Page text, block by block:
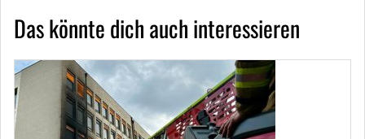
Das könnte dich auch interessieren